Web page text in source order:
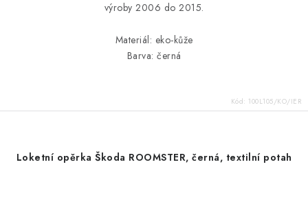
výroby 2006 do 2015.
Materiál: eko-kůže
Barva: černá
Kód: 100L105/KO/IER
Loketní opěrka Škoda ROOMSTER, černá, textilní potah